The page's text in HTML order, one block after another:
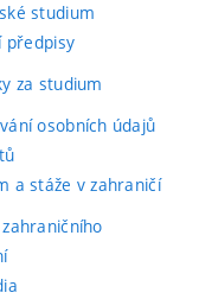
studium
předpisy
za studium
osobních údajů
a stáže v zahraničí